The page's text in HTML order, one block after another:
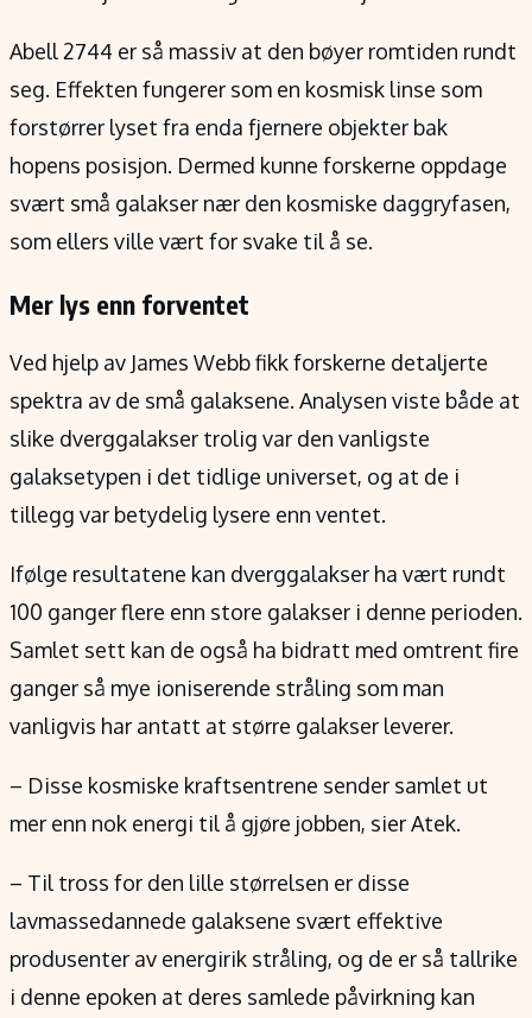
Abell 2744 er så massiv at den bøyer romtiden rundt
seg. Effekten fungerer som en kosmisk linse som
forstørrer lyset fra enda fjernere objekter bak
hopens posisjon. Dermed kunne forskerne oppdage
svært små galakser nær den kosmiske daggryfasen,
som ellers ville vært for svake til å se.
Mer lys enn forventet
Ved hjelp av James Webb fikk forskerne detaljerte
spektra av de små galaksene. Analysen viste både at
slike dverggalakser trolig var den vanligste
galaksetypen i det tidlige universet, og at de i
tillegg var betydelig lysere enn ventet.
Ifølge resultatene kan dverggalakser ha vært rundt
100 ganger flere enn store galakser i denne perioden.
Samlet sett kan de også ha bidratt med omtrent fire
ganger så mye ioniserende stråling som man
vanligvis har antatt at større galakser leverer.
– Disse kosmiske kraftsentrene sender samlet ut
mer enn nok energi til å gjøre jobben, sier Atek.
– Til tross for den lille størrelsen er disse
lavmassedannede galaksene svært effektive
produsenter av energirik stråling, og de er så tallrike
i denne epoken at deres samlede påvirkning kan